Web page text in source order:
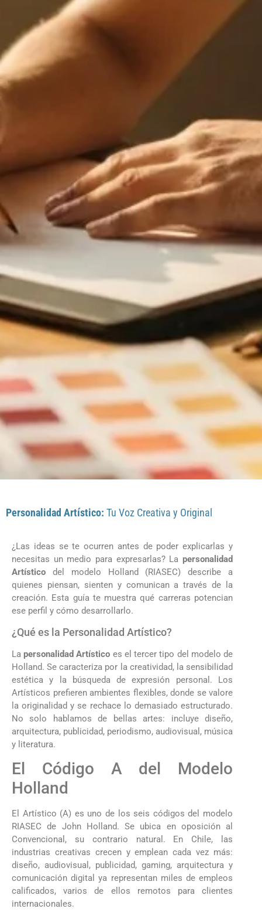
Personalidad Artístico: Tu Voz Creativa y Original
¿Las ideas se te ocurren antes de poder explicarlas y
necesitas un medio para expresarlas? La personalidad
Artístico del modelo Holland (RIASEC) describe a
quienes piensan, sienten y comunican a través de la
creación. Esta guía te muestra qué carreras potencian
ese perfil y cómo desarrollarlo.
¿Qué es la Personalidad Artístico?
Lapersonalidad Artístico es el tercer tipo del modelo de
Holland. Se caracteriza por la creatividad, la sensibilidad
estética y la búsqueda de expresión personal. Los
Artísticos prefieren ambientes flexibles, donde se valore
la originalidad y se rechace lo demasiado estructurado.
No solo hablamos de bellas artes: incluye diseño,
arquitectura, publicidad, periodismo, audiovisual, música
y literatura.
El Código A del Modelo
Holland
El Artístico (A) es uno de los seis códigos del modelo
RIASEC de John Holland. Se ubica en oposición al
Convencional, su contrario natural. En Chile, las
industrias creativas crecen y emplean cada vez más:
diseño, audiovisual, publicidad, gaming, arquitectura y
comunicación digital ya representan miles de empleos
calificados, varios de ellos remotos para clientes
internacionales.